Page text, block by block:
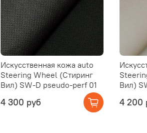
Искусственная кожа auto
Steering Wheel (Стиринг
Вил) SW-D pseudo-perf 01
4 300 руб
Вил)
4 200